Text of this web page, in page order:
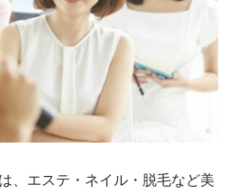
、エステ・ネイル・脱毛など美